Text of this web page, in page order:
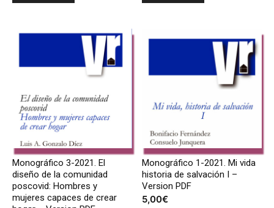
Monográfico 3-2021. El
diseño de la comunidad
poscovid: Hombres y
mujeres capaces de crear
Monográfico 1-2021. Mi vida
historia de salvación I –
Version PDF
5,00€